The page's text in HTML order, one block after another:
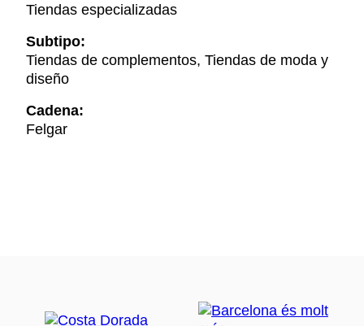
Tiendas especializadas
Subtipo:
Tiendas de complementos, Tiendas de moda y
diseño
Cadena:
Felgar